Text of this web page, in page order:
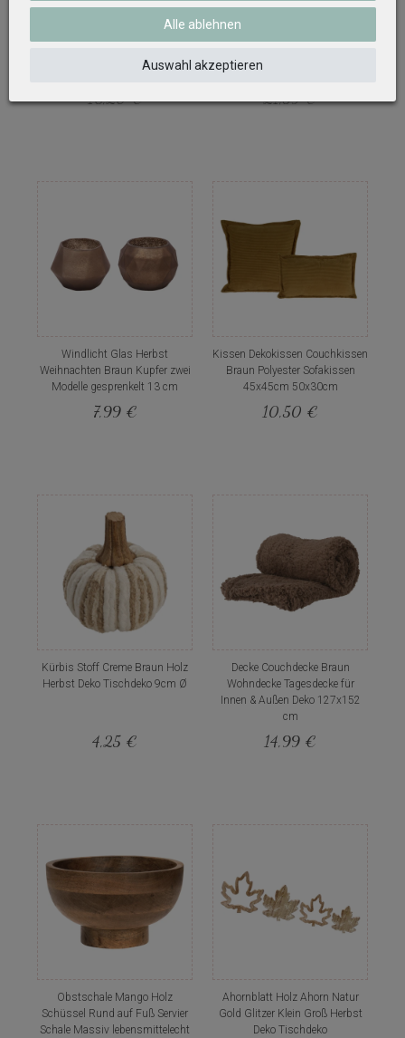
Kissen Sofakissen Creme
Kürbis Dekokissen Zierkissen
Polyester Deko Herbst Ø
16,20 €
Skulptur Abstrakt Braun Holz
Dekofigur Stabkerzenhalter
21,59 €
Windlicht Glas Herbst
Weihnachten Braun Kupfer zwei
Modelle gesprenkelt 13 cm
7,99 €
Kissen Dekokissen Couchkissen
Braun Polyester Sofakissen
45x45cm 50x30cm
10,50 €
Kürbis Stoff Creme Braun Holz
Herbst Deko Tischdeko 9cm Ø
4,25 €
Decke Couchdecke Braun
Wohndecke Tagesdecke für
Innen & Außen Deko 127x152
cm
14,99 €
Obstschale Mango Holz
Schüssel Rund auf Fuß Servier
Schale Massiv lebensmittelecht
Ahornblatt Holz Ahorn Natur
Gold Glitzer Klein Groß Herbst
Deko Tischdeko
Alle ablehnen
Auswahl akzeptieren